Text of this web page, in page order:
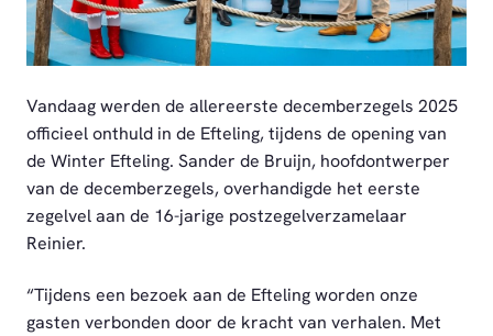
JPEG
Vandaag werden de allereerste decemberzegels 2025
officieel onthuld in de Efteling, tijdens de opening van
de Winter Efteling. Sander de Bruijn, hoofdontwerper
van de decemberzegels, overhandigde het eerste
zegelvel aan de 16-jarige postzegelverzamelaar
Reinier.
“Tijdens een bezoek aan de Efteling worden onze
gasten verbonden door de kracht van verhalen. Met